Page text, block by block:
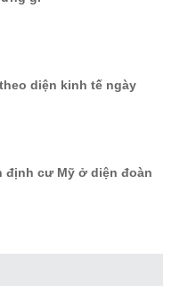
diện kinh tế ngày
định cư Mỹ ở diện đoàn